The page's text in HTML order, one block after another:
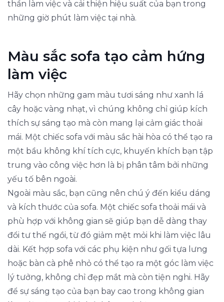
thần làm việc và cải thiện hiệu suất của bạn trong
những giờ phút làm việc tại nhà.
Màu sắc sofa tạo cảm hứng
làm việc
Hãy chọn những gam màu tươi sáng như xanh lá
cây hoặc vàng nhạt, vì chúng không chỉ giúp kích
thích sự sáng tạo mà còn mang lại cảm giác thoải
mái. Một chiếc sofa với màu sắc hài hòa có thể tạo ra
một bầu không khí tích cực, khuyến khích bạn tập
trung vào công việc hơn là bị phân tâm bởi những
yếu tố bên ngoài.
Ngoài màu sắc, bạn cũng nên chú ý đến kiểu dáng
và kích thước của sofa. Một chiếc sofa thoải mái và
phù hợp với không gian sẽ giúp bạn dễ dàng thay
đổi tư thế ngồi, từ đó giảm mệt mỏi khi làm việc lâu
dài. Kết hợp sofa với các phụ kiện như gối tựa lưng
hoặc bàn cà phê nhỏ có thể tạo ra một góc làm việc
lý tưởng, không chỉ đẹp mắt mà còn tiện nghi. Hãy
để sự sáng tạo của bạn bay cao trong không gian